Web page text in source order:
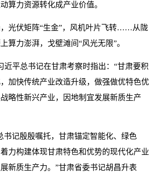
算力资源转化成产业价值。
光伏矩阵“生金”，风机叶片飞转……从陇
算力澎湃，戈壁滩间“风光无限”。
近平总书记在甘肃考察时指出：“甘肃要积
加快传统产业改造升级，做强做优特色优
略性新兴产业，因地制宜发展新质生产
书记殷殷嘱托，甘肃锚定智能化、绿色
力构建体现甘肃特色和优势的现代化产业
新质生产力。”甘肃省委书记胡昌升表